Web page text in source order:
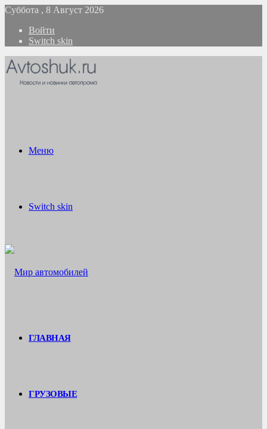
Суббота , 8 Август 2026
Войти
Switch skin
Меню
Switch skin
ГЛАВНАЯ
ГРУЗОВЫЕ